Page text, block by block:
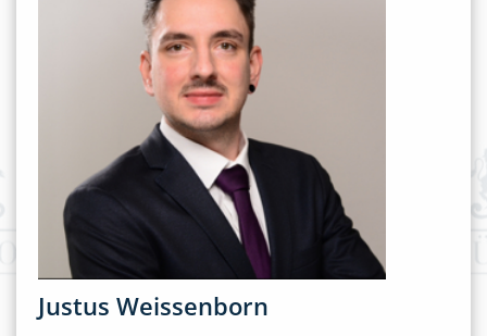
Justus Weissenborn